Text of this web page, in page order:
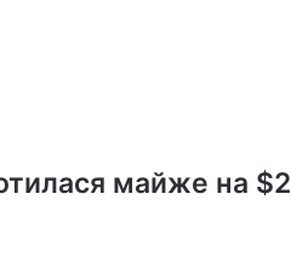
майже на $2